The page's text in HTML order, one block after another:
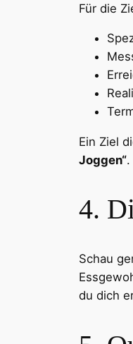
Für die
Ein Ziel
Joggen“
4.
Schau
du dich